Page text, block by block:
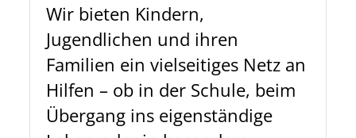
Wir bieten Kindern,
Jugendlichen und ihren
Familien ein vielseitiges Netz an
Hilfen – ob in der Schule, beim
Übergang ins eigenständige